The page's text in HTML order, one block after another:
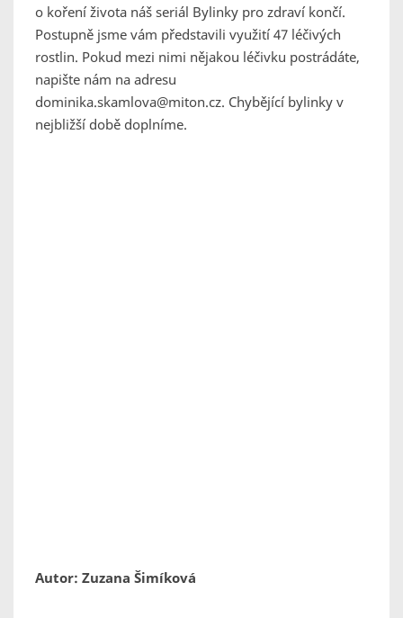
o koření života náš seriál Bylinky pro zdraví končí.
Postupně jsme vám představili využití 47 léčivých
rostlin. Pokud mezi nimi nějakou léčivku postrádáte,
napište nám na adresu
dominika.skamlova@miton.cz. Chybějící bylinky v
nejbližší době doplníme.
Autor: Zuzana Šimíková